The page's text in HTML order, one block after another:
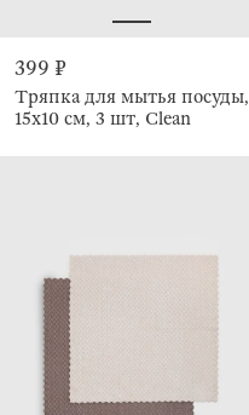
399 ₽
Тряпка для мытья посуды,
15х10 см, 3 шт, Clean